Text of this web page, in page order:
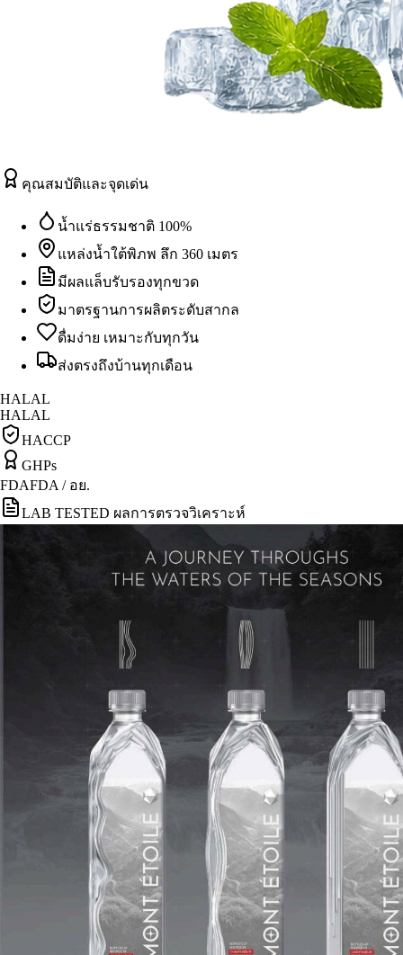
คุณสมบัติและจุดเด่น
น้ำแร่ธรรมชาติ 100%
แหล่งน้ำใต้พิภพ ลึก 360 เมตร
มีผลแล็บรับรองทุกขวด
มาตรฐานการผลิตระดับสากล
ดื่มง่าย เหมาะกับทุกวัน
ส่งตรงถึงบ้านทุกเดือน
HALAL
HALAL
HACCP
GHPs
FDAFDA / อย.
LAB TESTED ผลการตรวจวิเคราะห์